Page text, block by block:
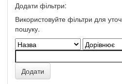
Додати фільтри:
Використовуйте фільтри для
пошуку.